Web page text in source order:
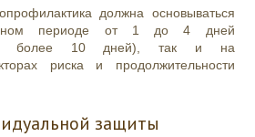
должна основываться
периоде от 1 до 4 дней
не более 10 дней), так и на
риска и продолжительности
защиты